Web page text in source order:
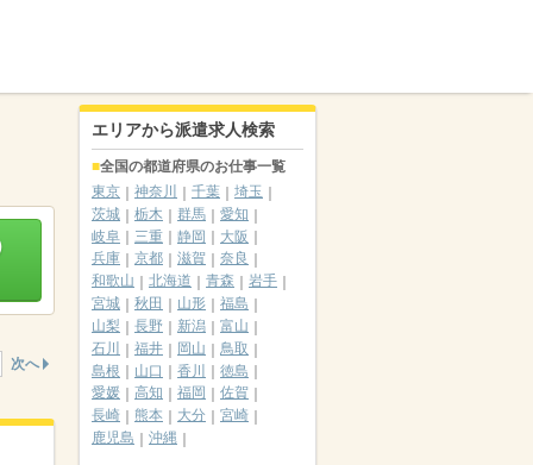
次へ
エリアから派遣求人検索
全国の都道府県のお仕事一覧
東京
神奈川 千葉
埼玉
茨城
栃木 群馬
愛知
岐阜
三重 静岡
大阪
兵庫
京都 滋賀
奈良
和歌山
北海道 青森
岩手
宮城
秋田 山形
福島
山梨
長野 新潟
富山
石川
福井 岡山
鳥取
島根
山口 香川
徳島
愛媛
高知 福岡
佐賀
長崎
熊本 大分
宮崎
鹿児島
沖縄